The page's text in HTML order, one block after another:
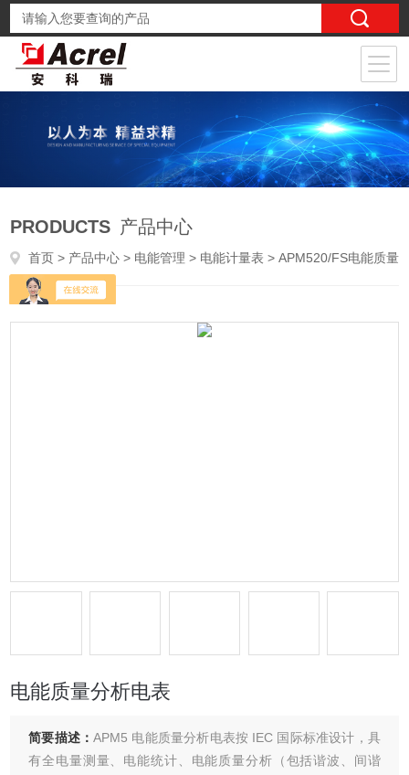
PRODUCTS 产品中心
首页 > 产品中心 > 电能管理 > 电能计量表 > APM520/FS电能质量分析电表
电能质量分析电表
简要描述：APM5 电能质量分析电表按 IEC 国际标准设计，具
有全电量测量、电能统计、电能质量分析（包括谐波、间谐